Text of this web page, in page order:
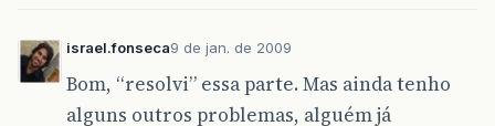
<updatePolicy>
</snapshots>
</repository>
israel.fonseca9 de jan. de 2009
Bom, “resolvi” essa parte. Mas ainda tenho
alguns outros problemas, alguém já